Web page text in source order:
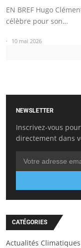
EN BREF Hugo
célèbre pour son…
10 mai 2026
NEWSLETTER
Inscrivez-vous
directement dans
CATÉGORIES
Actualités Climatiques